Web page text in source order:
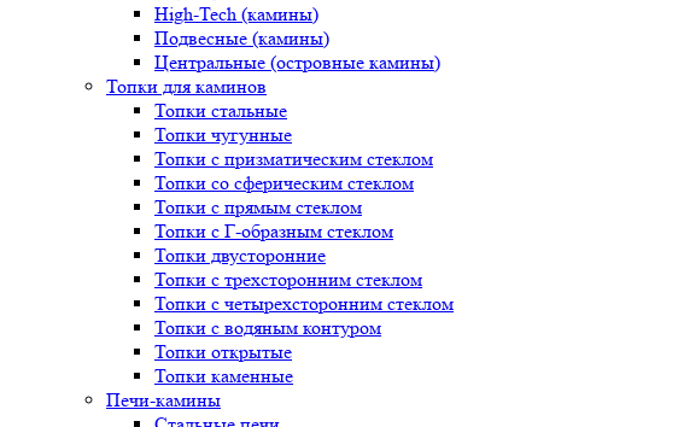
High-Tech (камины)
Подвесные (камины)
Центральные (островные камины)
Топки для каминов
Топки стальные
Топки чугунные
Топки с призматическим стеклом
Топки со сферическим стеклом
Топки с прямым стеклом
Топки с Г-образным стеклом
Топки двусторонние
Топки с трехсторонним стеклом
Топки с четырехсторонним стеклом
Топки с водяным контуром
Топки открытые
Топки каменные
Печи-камины